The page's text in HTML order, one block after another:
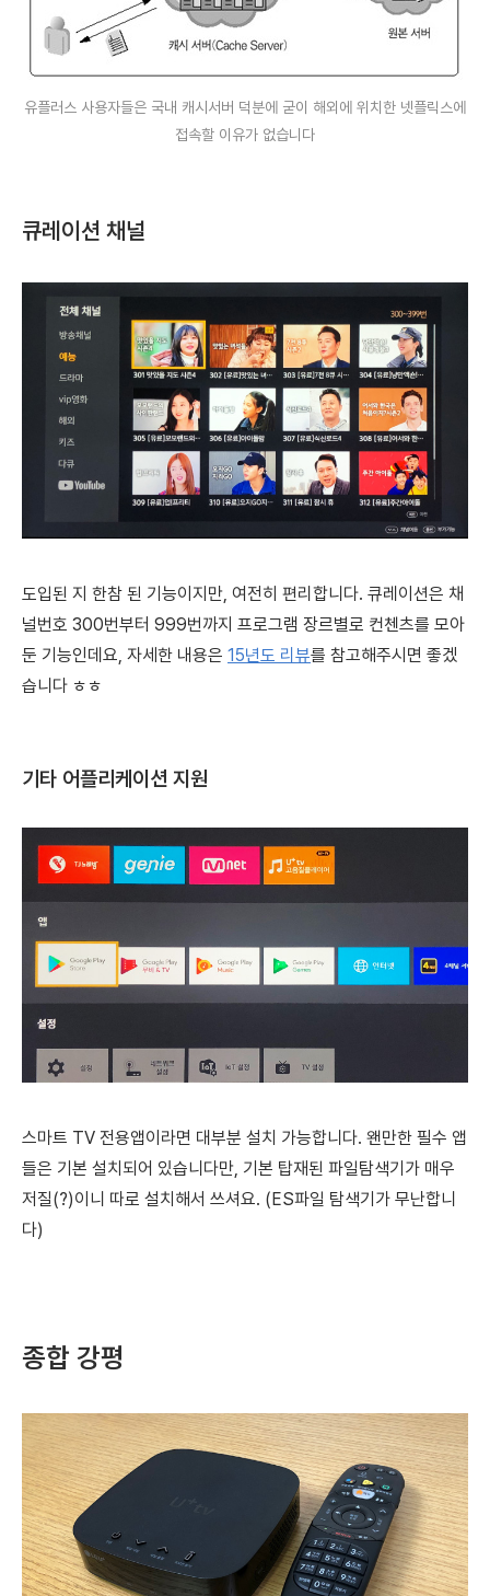
유플러스 사용자들은 국내 캐시서버 덕분에 굳이 해외에 위치한 넷플릭스에
접속할 이유가 없습니다
큐레이션 채널
도입된 지 한참 된 기능이지만, 여전히 편리합니다. 큐레이션은 채
널번호 300번부터 999번까지 프로그램 장르별로 컨첸츠를 모아
둔 기능인데요, 자세한 내용은 15년도 리뷰를 참고해주시면 좋겠
습니다 ㅎㅎ
기타 어플리케이션 지원
스마트 TV 전용앱이라면 대부분 설치 가능합니다. 왠만한 필수 앱
들은 기본 설치되어 있습니다만, 기본 탑재된 파일탐색기가 매우
저질(?)이니 따로 설치해서 쓰셔요. (ES파일 탐색기가 무난합니
다)
종합 강평